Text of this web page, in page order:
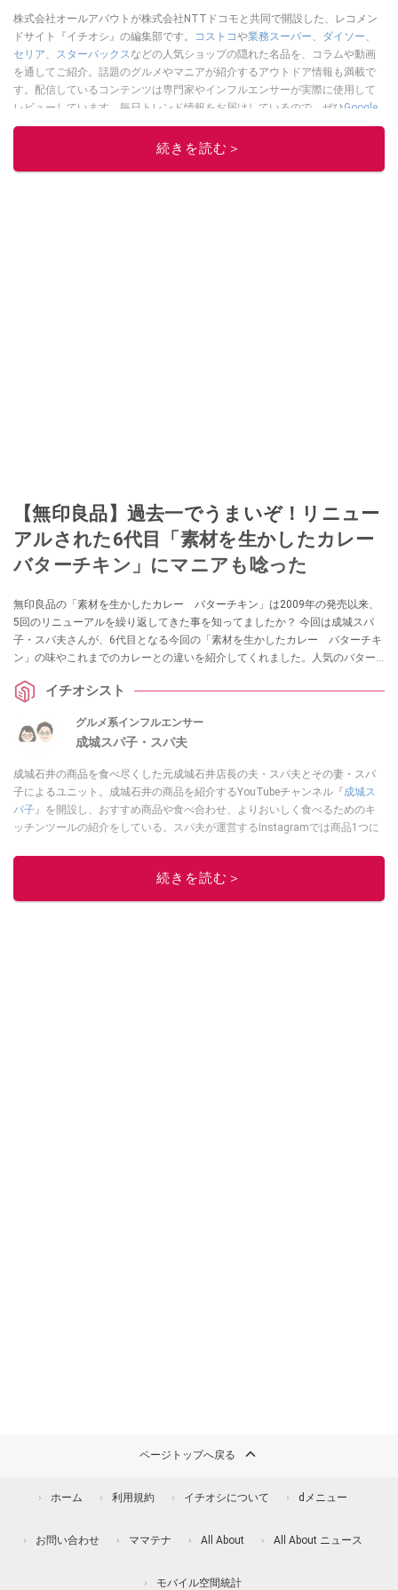
株式会社オールアバウトが株式会社NTTドコモと共同で開設した、レコメン
ドサイト『イチオシ』の編集部です。
コストコや業務スーパー ダイソー
セリア
スターバックス などの人気ショップの隠れた名品を、コラムや動画
を通してご紹介。話題のグルメやマニアが紹介するアウトドア情報も満載で
す。配信しているコンテンツは専門家やインフルエンサーが実際に使用して
レビューしています。毎日トレンド情報をお届けしているので、ぜひGoogle
ニュースでフォローしてください！
このイチオシストの他の記事を読む
続きを読む＞
【無印良品】過去一でうまいぞ！リニュー
アルされた6代目「素材を生かしたカレー
バターチキン」にマニアも唸った
無印良品の「素材を生かしたカレー バターチキン」は2009年の発売以来、
5回のリニューアルを繰り返してきた事を知ってましたか？ 今回は成城スパ
子・スパ夫さんが、6代目となる今回の「素材を生かしたカレー バターチキ
ン」の味やこれまでのカレーとの違いを紹介してくれました。人気のバター
イチオシスト
グルメ系インフルエンサー
成城スパ子・スパ夫
成城石井の商品を食べ尽くした元成城石井店長の夫・スパ夫とその妻・スパ
子によるユニット。成城石井の商品を紹介するYouTubeチャンネル『成城ス
パ子 』を開設し、おすすめ商品や食べ合わせ、よりおいしく食べるためのキ
ッチンツールの紹介をしている。スパ夫が運営するInstagramでは商品1つに
ィープな魅力を発信している。
続きを読む＞
ページトップへ戻る
ホーム 利用規約 イチオシについて dメニュー
お問い合わせ ママテナ All About All About ニュース
モバイル空間統計